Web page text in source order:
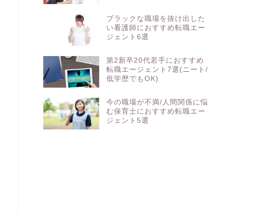
ブラックな職場を抜け出した
い看護師におすすめ転職エー
ジェント6選
第2新卒20代若手におすすめ
転職エージェント7選(ニート/
低学歴でもOK)
今の職場が不満/人間関係に悩
む保育士におすすめ転職エー
ジェント5選